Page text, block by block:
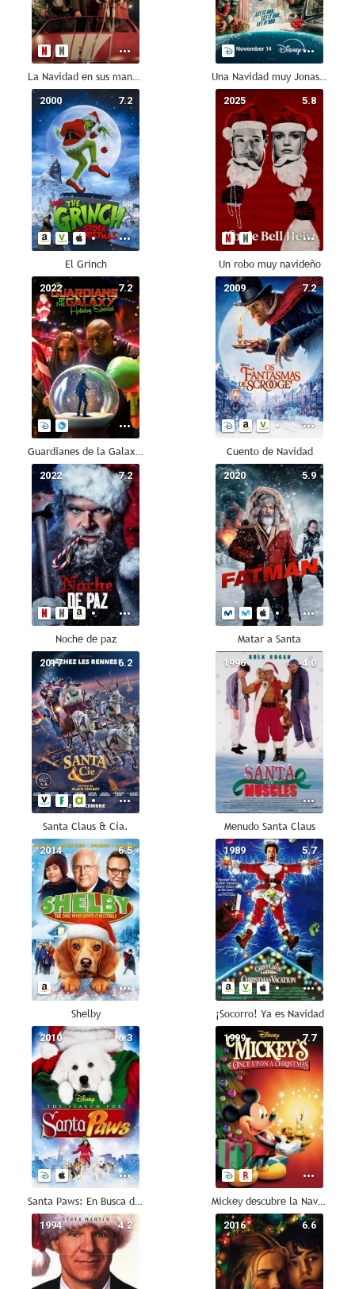
La Navidad en sus manos 2 Una Navidad muy Jonas Brothers
7.2
2000
El Grinch
5.8
2025
Un robo muy navideño
7.2
2022
Guardianes de la Galaxia: Especial Felices Fiestas
7.2
2009
Cuento de Navidad
7.2
2022
Noche de paz
5.9
2020
Matar a Santa
6.2
2017
Santa Claus & Cia.
4.0
1996
Menudo Santa Claus
6.5
2014
Shelby
5.7
1989
¡Socorro! Ya es Navidad
6.3
2010
Santa Paws: En Busca de Santa Can
7.7
1999
Mickey descubre la Navidad
4.2
1994 6.6
2016